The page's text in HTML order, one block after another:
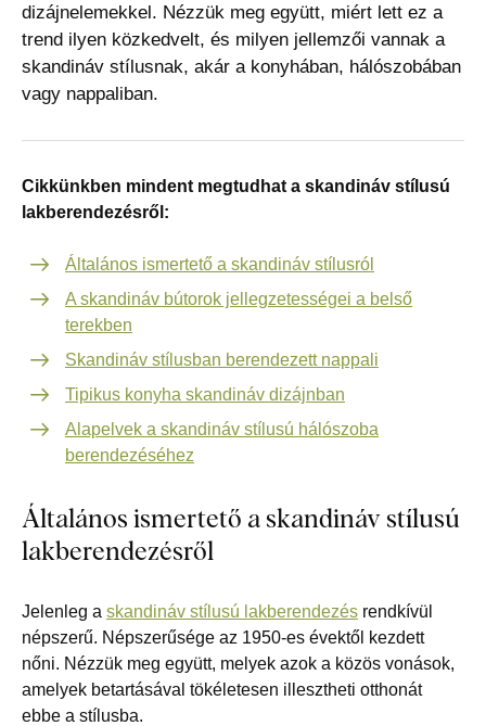
dizájnelemekkel. Nézzük meg együtt, miért lett ez a
trend ilyen közkedvelt, és milyen jellemzői vannak a
skandináv stílusnak, akár a konyhában, hálószobában
vagy nappaliban.
Cikkünkben mindent megtudhat a skandináv stílusú
lakberendezésről:
Általános ismertető a skandináv stílusról
A skandináv bútorok jellegzetességei a belső
terekben
Skandináv stílusban berendezett nappali
Tipikus konyha skandináv dizájnban
Alapelvek a skandináv stílusú hálószoba
berendezéséhez
Általános ismertető a skandináv stílusú
lakberendezésről
Jelenleg a skandináv stílusú lakberendezés rendkívül
népszerű. Népszerűsége az 1950-es évektől kezdett
nőni. Nézzük meg együtt, melyek azok a közös vonások,
amelyek betartásával tökéletesen illesztheti otthonát
ebbe a stílusba.